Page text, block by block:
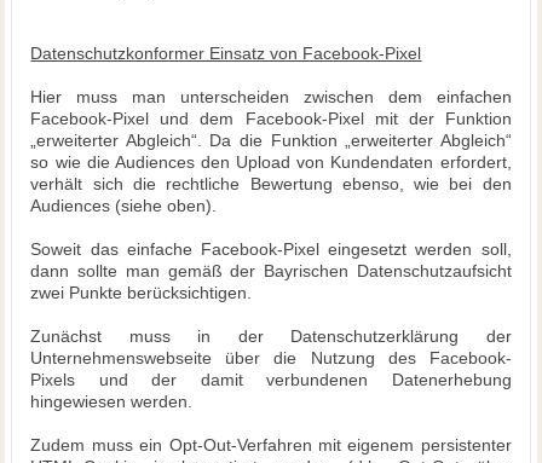
Datenschutzkonformer Einsatz von Facebook-Pixel
Hier muss man unterscheiden zwischen dem einfachen
Facebook-Pixel und dem Facebook-Pixel mit der Funktion
„erweiterter Abgleich“. Da die Funktion „erweiterter Abgleich“
so wie die Audiences den Upload von Kundendaten erfordert,
verhält sich die rechtliche Bewertung ebenso, wie bei den
Audiences (siehe oben).
Soweit das einfache Facebook-Pixel eingesetzt werden soll,
dann sollte man gemäß der Bayrischen Datenschutzaufsicht
zwei Punkte berücksichtigen.
Zunächst muss in der Datenschutzerklärung der
Unternehmenswebseite über die Nutzung des Facebook-
Pixels und der damit verbundenen Datenerhebung
hingewiesen werden.
Zudem muss ein Opt-Out-Verfahren mit eigenem persistenter